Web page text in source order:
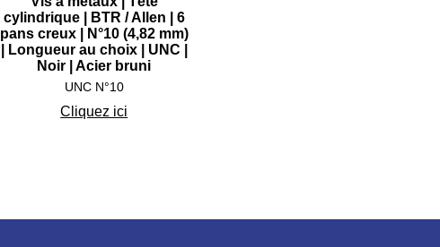
cylindrique | BTR / Allen | 6
pans creux | N°10 (4,82 mm)
| Longueur au choix | UNC |
Noir | Acier bruni
UNC N°10
Cliquez ici